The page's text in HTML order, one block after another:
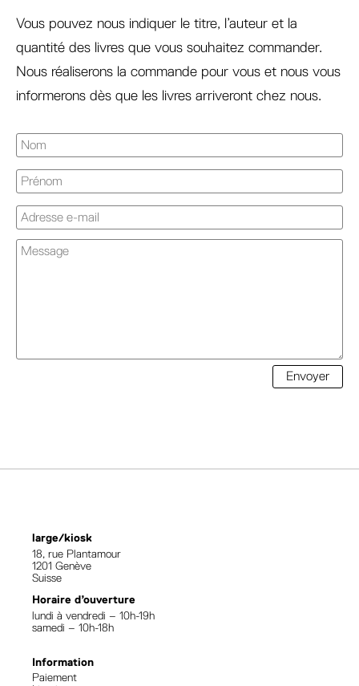
Vous pouvez nous indiquer le titre, l’auteur et la
quantité des livres que vous souhaitez commander.
Nous réaliserons la commande pour vous et nous vous
informerons dès que les livres arriveront chez nous.
Envoyer
large/kiosk
18, rue Plantamour
1201 Genève
Suisse
Horaire d’ouverture
lundi à vendredi – 10h-19h
samedi – 10h-18h
Information
Paiement